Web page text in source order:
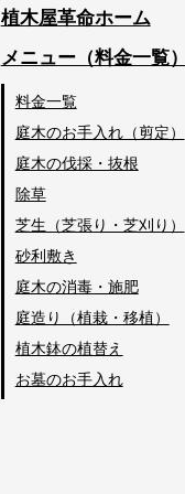
植木屋革命ホーム
メニュー（料金一覧）
料金一覧
庭木のお手入れ（剪定）
庭木の伐採・抜根
除草
芝生（芝張り・芝刈り）
砂利敷き
庭木の消毒・施肥
庭造り（植栽・移植）
植木鉢の植替え
お墓のお手入れ